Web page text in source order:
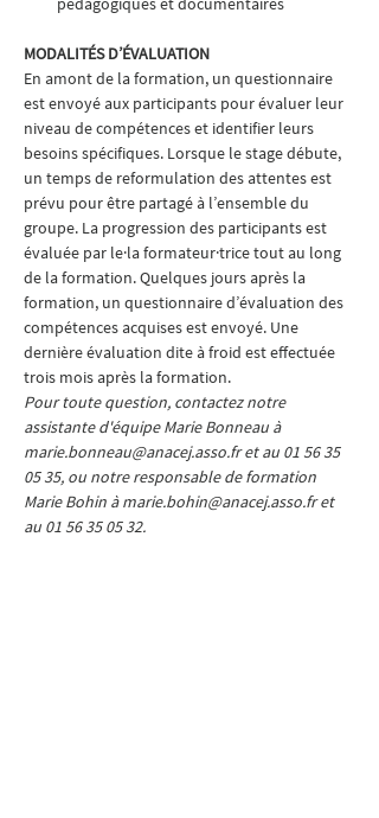
MODALITÉS D’ÉVALUATION
En amont de la formation, un questionnaire
est envoyé aux participants pour évaluer leur
niveau de compétences et identifier leurs
besoins spécifiques. Lorsque le stage débute,
un temps de reformulation des attentes est
prévu pour être partagé à l’ensemble du
groupe. La progression des participants est
évaluée par le·la formateur·trice tout au long
de la formation. Quelques jours après la
formation, un questionnaire d’évaluation des
compétences acquises est envoyé. Une
dernière évaluation dite à froid est effectuée
trois mois après la formation.
Pour toute question, contactez notre
assistante d'équipe Marie Bonneau à
marie.bonneau@anacej.asso.fr et au 01 56 35
05 35, ou notre responsable de formation
Marie Bohin à marie.bohin@anacej.asso.fr et
au 01 56 35 05 32.